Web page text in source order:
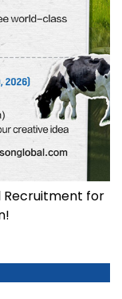
Recruitment for